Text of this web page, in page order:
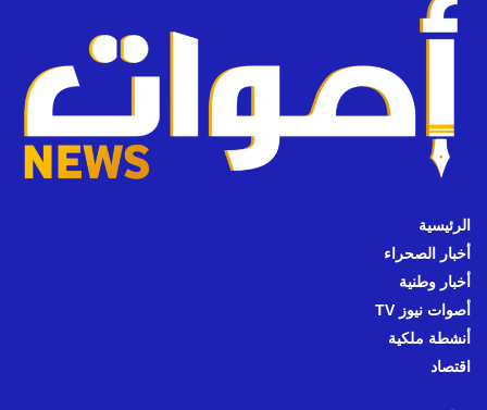
الرئيسية
أخبار الصحراء
أخبار وطنية
أصوات نيوز TV
أنشطة ملكية
اقتصاد